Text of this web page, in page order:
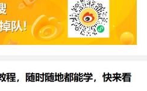
什么意思？都是很常见的
可能会引起大麻烦，下面
解读：
思周公解梦